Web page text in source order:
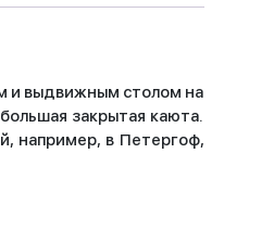
и выдвижным столом на
закрытая каюта.
например, в Петергоф,